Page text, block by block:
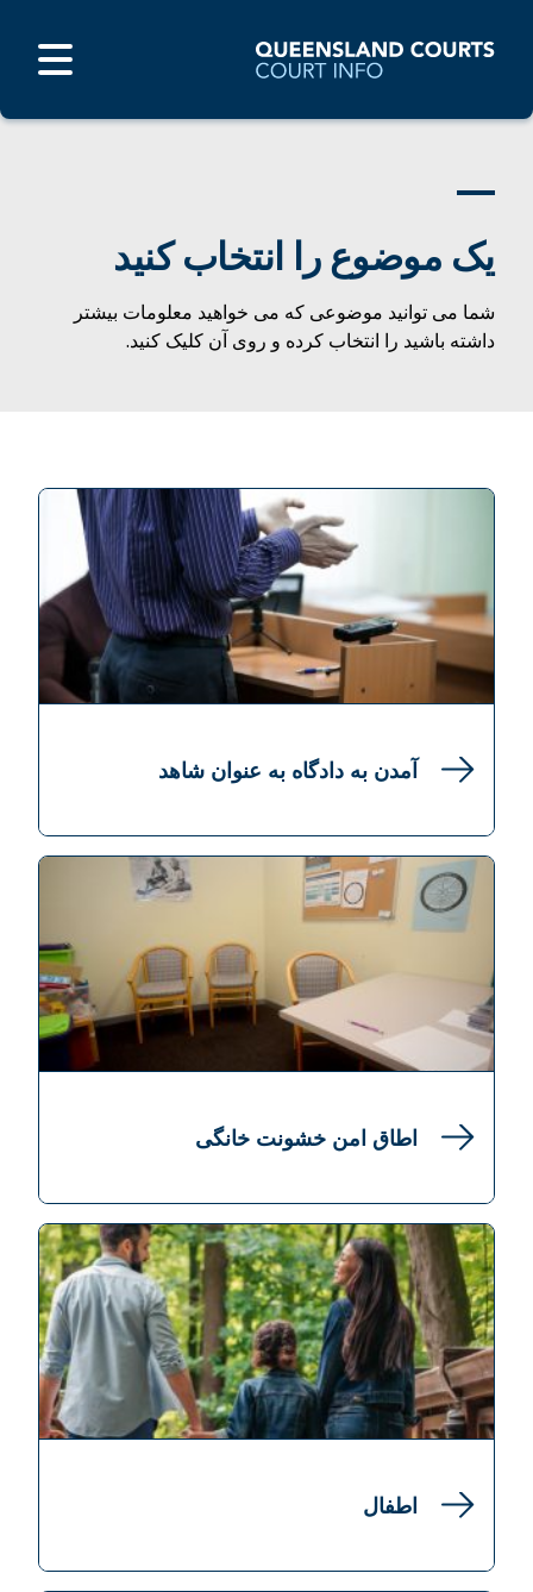
یک موضوع را انتخاب کنید
شما می توانید موضوعی که می خواهید معلومات بیشتر
داشته باشید را انتخاب کرده و روی آن کلیک کنید.
آمدن به دادگاه به عنوان شاهد
اطاق امن خشونت خانگی
اطفال